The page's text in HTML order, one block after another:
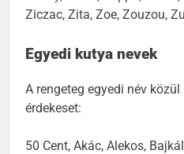
Ziczac, Zita, Zoe, Zouzou,
Egyedi kutya nevek
A rengeteg egyedi név
érdekeset:
50 Cent, Akác, Alekos,